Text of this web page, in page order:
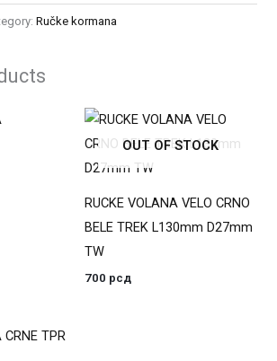
Ručke kormana
OUT OF STOCK
RUCKE VOLANA VELO CRNO
BELE TREK L130mm D27mm
TW
700 рсд